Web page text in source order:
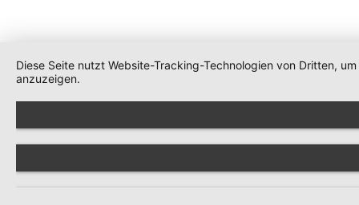
Diese Seite nutzt Website-Tracking-Technologien von Dritten,
anzuzeigen.